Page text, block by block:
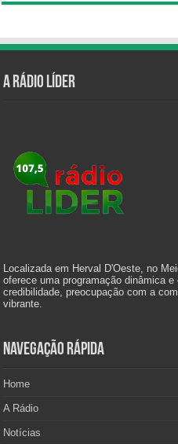
A Rádio Líder
Localizada em Herval D'Oeste, no
oferece uma programação dinâmica
credibilidade, preocupação com a
vibrante.
Navegação Rápida
Home
A Rádio
Notícias